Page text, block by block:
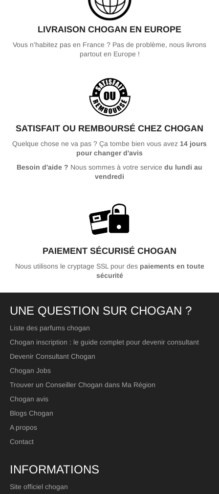
LIVRAISON CHOGAN EN EUROPE
Vous n'habitez pas en France ? Pas de problème, nous livrons
partout en Europe !
SATISFAIT OU REMBOURSÉ CHEZ CHOGAN
Quelque chose ne va pas ? Ça tombe bien vous avez 14 jours
pour changer d'avis
Besoin d'aide ? Nous sommes à votre service du lundi au
vendredi
PAIEMENT SÉCURISÉ CHOGAN
Nous utilisons le cryptage SSL pour des paiements en toute
sécurité
UNE QUESTION SUR CHOGAN ?
Liste des parfums chogan
Chogan inscription : le guide complet pour devenir consultant
Devenir Consultant Chogan
Chogan Jobs
Trouver un Conseiller Chogan dans Ma Région
Chogan avis
Blogs Chogan
A propos
Contact
INFORMATIONS
Site officiel chogan